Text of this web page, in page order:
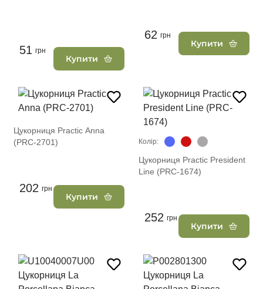
51 грн
Купити
62 грн
Купити
Цукорниця Practic Anna
(PRC-2701)
202 грн
Купити
Колір:
Цукорниця Practic President
Line (PRC-1674)
252 грн
Купити